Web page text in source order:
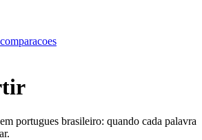
portugues brasileiro: quando cada palavra